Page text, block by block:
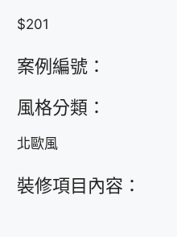
$201
案例編號：
風格分類：
北歐風
裝修項目內容：